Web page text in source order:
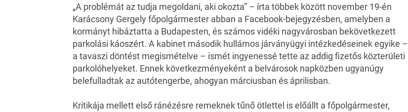
„A problémát az tudja megoldani, aki okozta” – írta többek között november 19-én
Karácsony Gergely főpolgármester abban a Facebook-bejegyzésben, amelyben a
kormányt hibáztatta a Budapesten, és számos vidéki nagyvárosban bekövetkezett
parkolási káoszért. A kabinet második hullámos járványügyi intézkedéseinek egyike –
a tavaszi döntést megismételve – ismét ingyenessé tette az addig fizetős közterületi
parkolóhelyeket. Ennek következményeként a belvárosok napközben ugyanúgy
belefulladtak az autótengerbe, ahogyan márciusban és áprilisban.
Kritikája mellett első ránézésre remeknek tűnő ötlettel is előállt a főpolgármester,